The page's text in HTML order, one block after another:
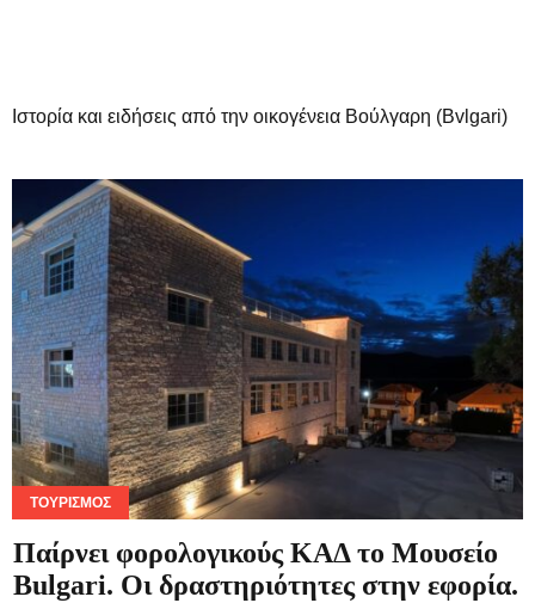
Ιστορία και ειδήσεις από την οικογένεια Βούλγαρη (Bvlgari)
ΤΟΥΡΙΣΜΌΣ
Παίρνει φορολογικούς ΚΑΔ το Μουσείο
Bulgari. Οι δραστηριότητες στην εφορία.